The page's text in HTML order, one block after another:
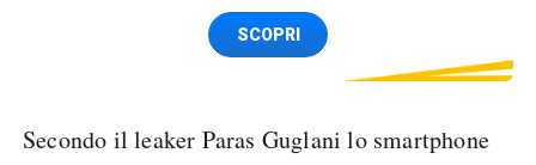
Spedizione SIM GRATISSCOPRI
Secondo il leaker Paras Guglani lo smartphone